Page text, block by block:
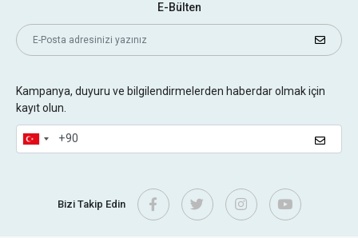
E-Bülten
Kampanya, duyuru ve bilgilendirmelerden haberdar olmak için
kayıt olun.
Bizi Takip Edin